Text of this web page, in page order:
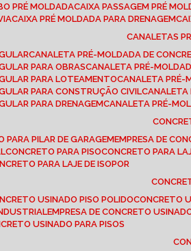
PRÉ MOLDADA CAIXA PASSAGEM PRÉ
CAIXA PRÉ MOLDADA PARA DRENAGEM
CANALETAS
CANALETA PRÉ-MOLDADA DE
PARA OBRAS CANALETA PRÉ-
PARA LOTEAMENTO CANALETA
PARA CONSTRUÇÃO CIVIL
PARA DRENAGEM CANALETA PRÉ-
PARA PILAR DE GARAGEM EMPRESA DE
CONCRETO PARA PISO CONCRETO PARA
PARA LAJE DE ISOPOR
USINADO PISO POLIDO CONCRETO
EMPRESA DE CONCRETO
USINADO PARA PISOS